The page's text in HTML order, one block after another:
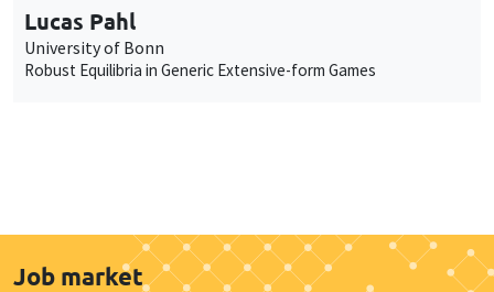
Lucas Pahl
University of Bonn
Robust Equilibria in Generic Extensive-form Games
Job market